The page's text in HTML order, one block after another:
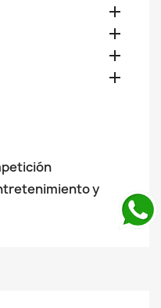




y